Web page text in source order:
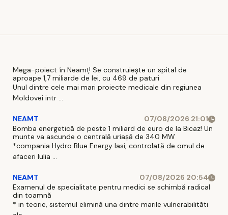
Mega-poiect în Neamț! Se construiește un spital de
aproape 1,7 miliarde de lei, cu 469 de paturi
Unul dintre cele mai mari proiecte medicale din regiunea
Moldovei intr ...
NEAMT
07/08/2026 21:01
Bomba energetică de peste 1 miliard de euro de la Bicaz! Un
munte va ascunde o centrală uriașă de 340 MW
*compania Hydro Blue Energy Iasi, controlată de omul de
afaceri Iulia ...
NEAMT
07/08/2026 20:54
Examenul de specialitate pentru medici se schimbă radical
din toamnă
* in teorie, sistemul elimină una dintre marile vulnerabilităti